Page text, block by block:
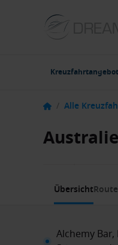
/ Alle
1 / 13
ÜbersichtRoute
Alchemy